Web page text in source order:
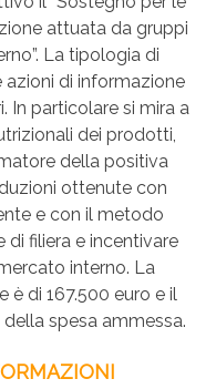
attuata da gruppi
La tipologia di
di informazione
In particolare si mira a
dei prodotti,
della positiva
ottenute con
e con il metodo
di filiera e incentivare
interno. La
è di 167.500 euro e il
spesa ammessa.